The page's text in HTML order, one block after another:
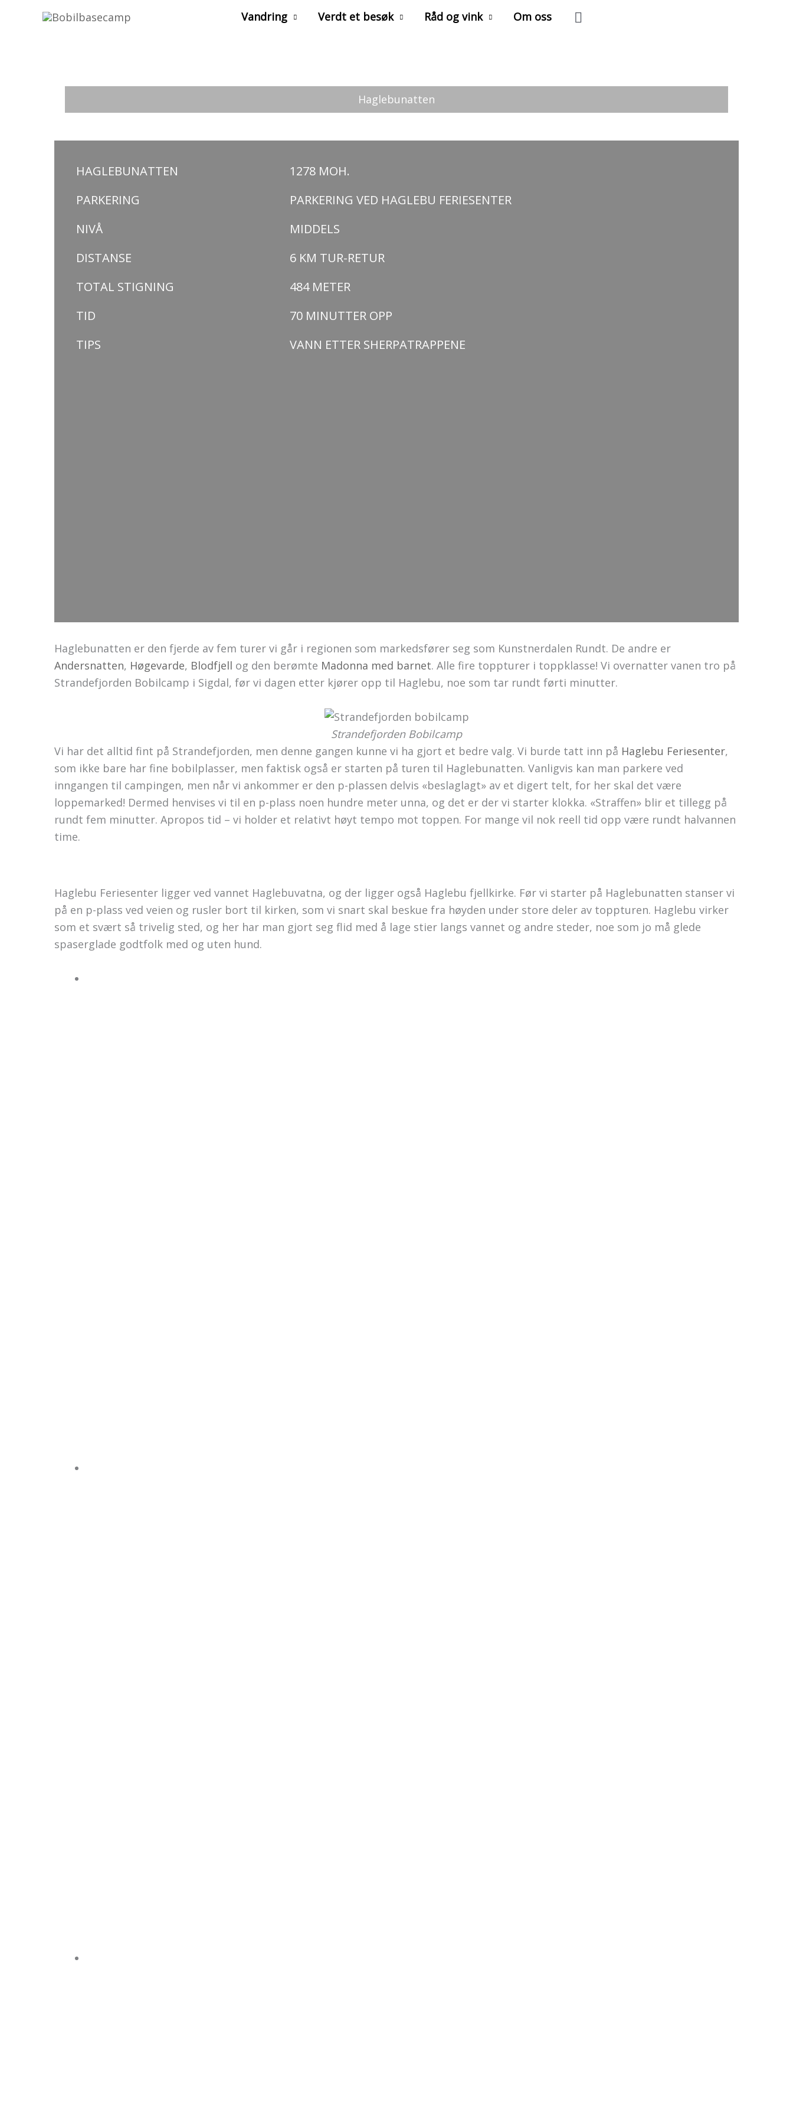
Vandring Verdt et besøk Råd og vink Om oss Søk
Haglebunatten
HAGLEBUNATTEN
1278 MOH.
PARKERING
PARKERING VED HAGLEBU FERIESENTER
NIVÅ
MIDDELS
DISTANSE
6 KM TUR-RETUR
TOTAL STIGNING
484 METER
TID
70 MINUTTER OPP
TIPS
VANN ETTER SHERPATRAPPENE
Haglebunatten er den fjerde av fem turer vi går i regionen som markedsfører seg som Kunstnerdalen Rundt. De andre er
Andersnatten, Høgevarde, Blodfjell og den berømte Madonna med barnet. Alle fire toppturer i toppklasse! Vi overnatter vanen tro på
Strandefjorden Bobilcamp i Sigdal, før vi dagen etter kjører opp til Haglebu, noe som tar rundt førti minutter.
Strandefjorden Bobilcamp
Vi har det alltid fint på Strandefjorden, men denne gangen kunne vi ha gjort et bedre valg. Vi burde tatt inn på Haglebu Feriesenter,
som ikke bare har fine bobilplasser, men faktisk også er starten på turen til Haglebunatten. Vanligvis kan man parkere ved
inngangen til campingen, men når vi ankommer er den p-plassen delvis «beslaglagt» av et digert telt, for her skal det være
loppemarked! Dermed henvises vi til en p-plass noen hundre meter unna, og det er der vi starter klokka. «Straffen» blir et tillegg på
rundt fem minutter. Apropos tid – vi holder et relativt høyt tempo mot toppen. For mange vil nok reell tid opp være rundt halvannen
time.
Haglebu Feriesenter ligger ved vannet Haglebuvatna, og der ligger også Haglebu fjellkirke. Før vi starter på Haglebunatten stanser vi
på en p-plass ved veien og rusler bort til kirken, som vi snart skal beskue fra høyden under store deler av toppturen. Haglebu virker
som et svært så trivelig sted, og her har man gjort seg flid med å lage stier langs vannet og andre steder, noe som jo må glede
spaserglade godtfolk med og uten hund.